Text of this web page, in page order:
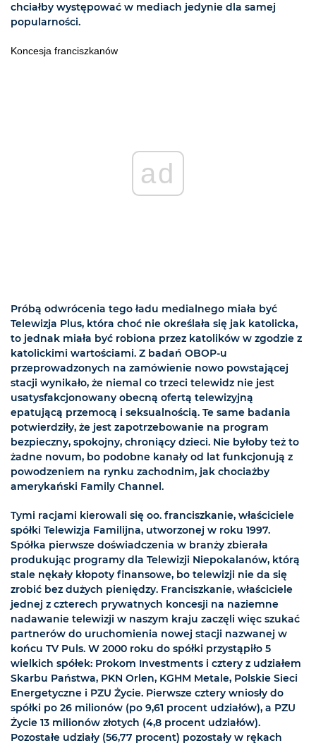
chciałby występować w mediach jedynie dla samej
popularności.
Koncesja franciszkanów
ad
Próbą odwrócenia tego ładu medialnego miała być
Telewizja Plus, która choć nie określała się jak katolicka,
to jednak miała być robiona przez katolików w zgodzie z
katolickimi wartościami. Z badań OBOP-u
przeprowadzonych na zamówienie nowo powstającej
stacji wynikało, że niemal co trzeci telewidz nie jest
usatysfakcjonowany obecną ofertą telewizyjną
epatującą przemocą i seksualnością. Te same badania
potwierdziły, że jest zapotrzebowanie na program
bezpieczny, spokojny, chroniący dzieci. Nie byłoby też to
żadne novum, bo podobne kanały od lat funkcjonują z
powodzeniem na rynku zachodnim, jak chociażby
amerykański Family Channel.
Tymi racjami kierowali się oo. franciszkanie, właściciele
spółki Telewizja Familijna, utworzonej w roku 1997.
Spółka pierwsze doświadczenia w branży zbierała
produkując programy dla Telewizji Niepokalanów, którą
stale nękały kłopoty finansowe, bo telewizji nie da się
zrobić bez dużych pieniędzy. Franciszkanie, właściciele
jednej z czterech prywatnych koncesji na naziemne
nadawanie telewizji w naszym kraju zaczęli więc szukać
partnerów do uruchomienia nowej stacji nazwanej w
końcu TV Puls. W 2000 roku do spółki przystąpiło 5
wielkich spółek: Prokom Investments i cztery z udziałem
Skarbu Państwa, PKN Orlen, KGHM Metale, Polskie Sieci
Energetyczne i PZU Życie. Pierwsze cztery wniosły do
spółki po 26 milionów (po 9,61 procent udziałów), a PZU
Życie 13 milionów złotych (4,8 procent udziałów).
Pozostałe udziały (56,77 procent) pozostały w rękach